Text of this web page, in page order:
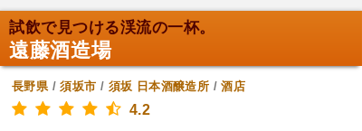
試飲で見つける渓流の一杯。
遠藤酒造場
長野県/須坂市 / 須坂 日本酒醸造所 /酒店
4.2